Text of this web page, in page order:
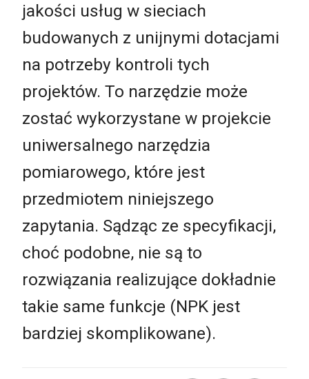
jakości usług w sieciach
budowanych z unijnymi dotacjami
na potrzeby kontroli tych
projektów. To narzędzie może
zostać wykorzystane w projekcie
uniwersalnego narzędzia
pomiarowego, które jest
przedmiotem niniejszego
zapytania. Sądząc ze specyfikacji,
choć podobne, nie są to
rozwiązania realizujące dokładnie
takie same funkcje (NPK jest
bardziej skomplikowane).